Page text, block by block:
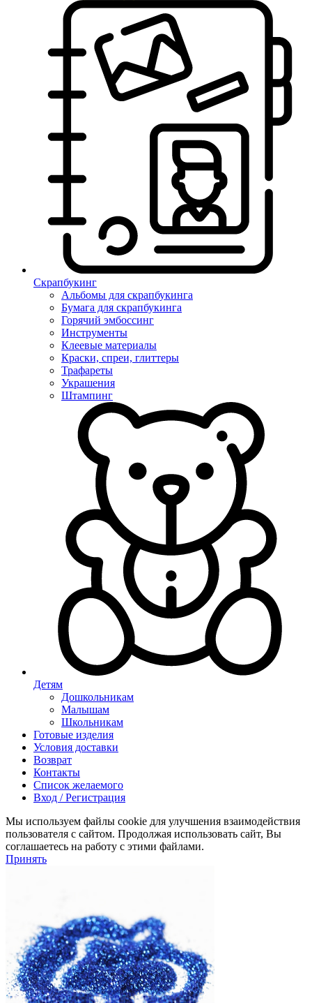
Скрапбукинг
Альбомы для скрапбукинга
Бумага для скрапбукинга
Горячий эмбоссинг
Инструменты
Клеевые материалы
Краски, спреи, глиттеры
Трафареты
Украшения
Штампинг
Детям
Дошкольникам
Малышам
Школьникам
Готовые изделия
Условия доставки
Возврат
Контакты
Список желаемого
Вход / Регистрация
Мы используем файлы cookie для улучшения взаимодействия
пользователя с сайтом. Продолжая использовать сайт, Вы
соглашаетесь на работу с этими файлами.
Принять